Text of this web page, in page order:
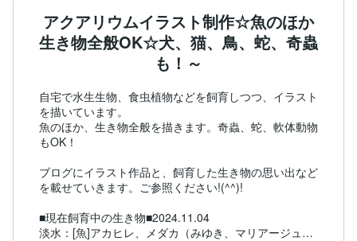
アクアリウムイラスト制作☆魚のほか
生き物全般OK☆犬、猫、鳥、蛇、奇蟲
も！～
自宅で水生生物、食虫植物などを飼育しつつ、イラスト
を描いています。
魚のほか、生き物全般を描きます。奇蟲、蛇、軟体動物
もOK！
ブログにイラスト作品と、飼育した生き物の思い出など
を載せていきます。ご参照ください!(^^)!
■現在飼育中の生き物■2024.11.04
淡水：[魚]アカヒレ、メダカ（みゆき、マリアージュ、